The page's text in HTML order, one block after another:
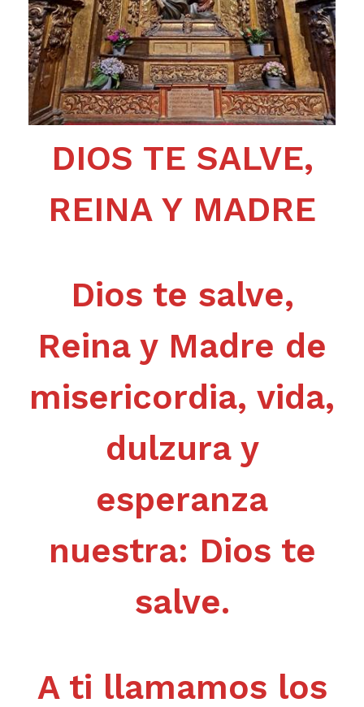
DIOS TE SALVE,
REINA Y MADRE
Dios te salve,
Reina y Madre de
misericordia, vida,
dulzura y
esperanza
nuestra: Dios te
salve.
A ti llamamos los